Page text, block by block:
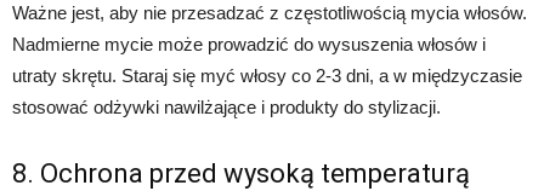
Ważne jest, aby nie przesadzać z częstotliwością mycia włosów.
Nadmierne mycie może prowadzić do wysuszenia włosów i
utraty skrętu. Staraj się myć włosy co 2-3 dni, a w międzyczasie
stosować odżywki nawilżające i produkty do stylizacji.
8. Ochrona przed wysoką temperaturą